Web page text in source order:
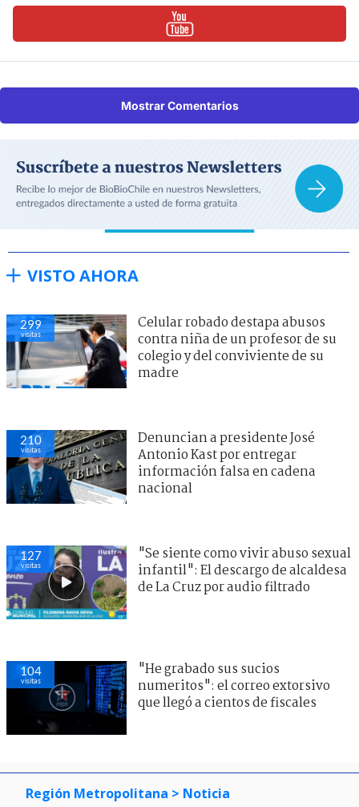
Mostrar Comentarios
VISTO AHORA
299
visitas
Celular robado destapa abusos
contra niña de un profesor de su
colegio y del conviviente de su
madre
210
visitas
Denuncian a presidente José
Antonio Kast por entregar
información falsa en cadena
nacional
127
visitas
"Se siente como vivir abuso sexual
infantil": El descargo de alcaldesa
de La Cruz por audio filtrado
104
visitas
"He grabado sus sucios
numeritos": el correo extorsivo
que llegó a cientos de fiscales
Región Metropolitana > Noticia